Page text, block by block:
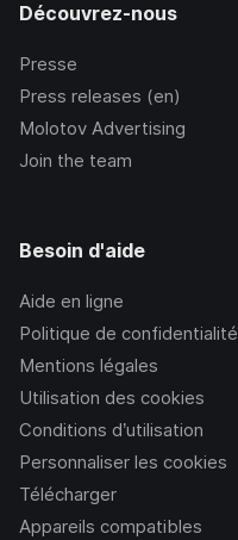
Découvrez-nous
Presse
Press releases (en)
Molotov Advertising
Join the team
Besoin d'aide
Aide en ligne
Politique de confidentialité
Mentions légales
Utilisation des cookies
Conditions d’utilisation
Personnaliser les cookies
Télécharger
Appareils compatibles